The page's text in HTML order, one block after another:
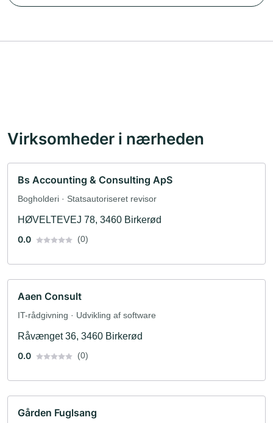
Virksomheder i nærheden
Bs Accounting & Consulting ApS
Bogholderi · Statsautoriseret revisor
HØVELTEVEJ 78, 3460 Birkerød
0.0
(0)
Aaen Consult
IT-rådgivning · Udvikling af software
Råvænget 36, 3460 Birkerød
0.0
(0)
Gården Fuglsang